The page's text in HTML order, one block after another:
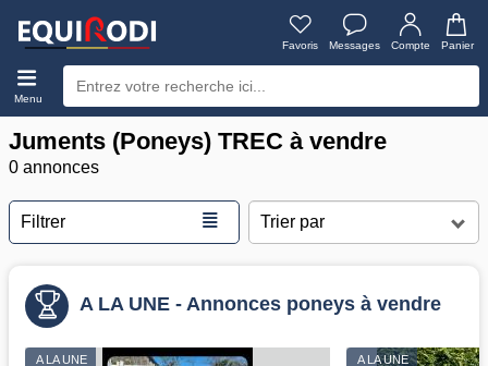
Favoris Messages Compte Panier
Menu
Juments (Poneys) TREC à vendre
0 annonces
Filtrer ≣
A LA UNE - Annonces poneys à vendre
A LA UNE A LA UNE